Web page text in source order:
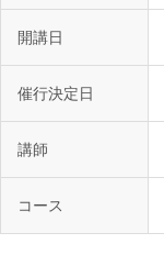
開講日
催行決定日
講師
コース